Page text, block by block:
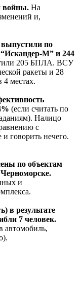
войны. На
и,
по
М” и 244
205 БПЛА. ВСУ
ракеты и 28
местах.
(если считать по
Налицо
с
говорить нечего.
по объектам
и
в результате
7 человек.
автомобиль,